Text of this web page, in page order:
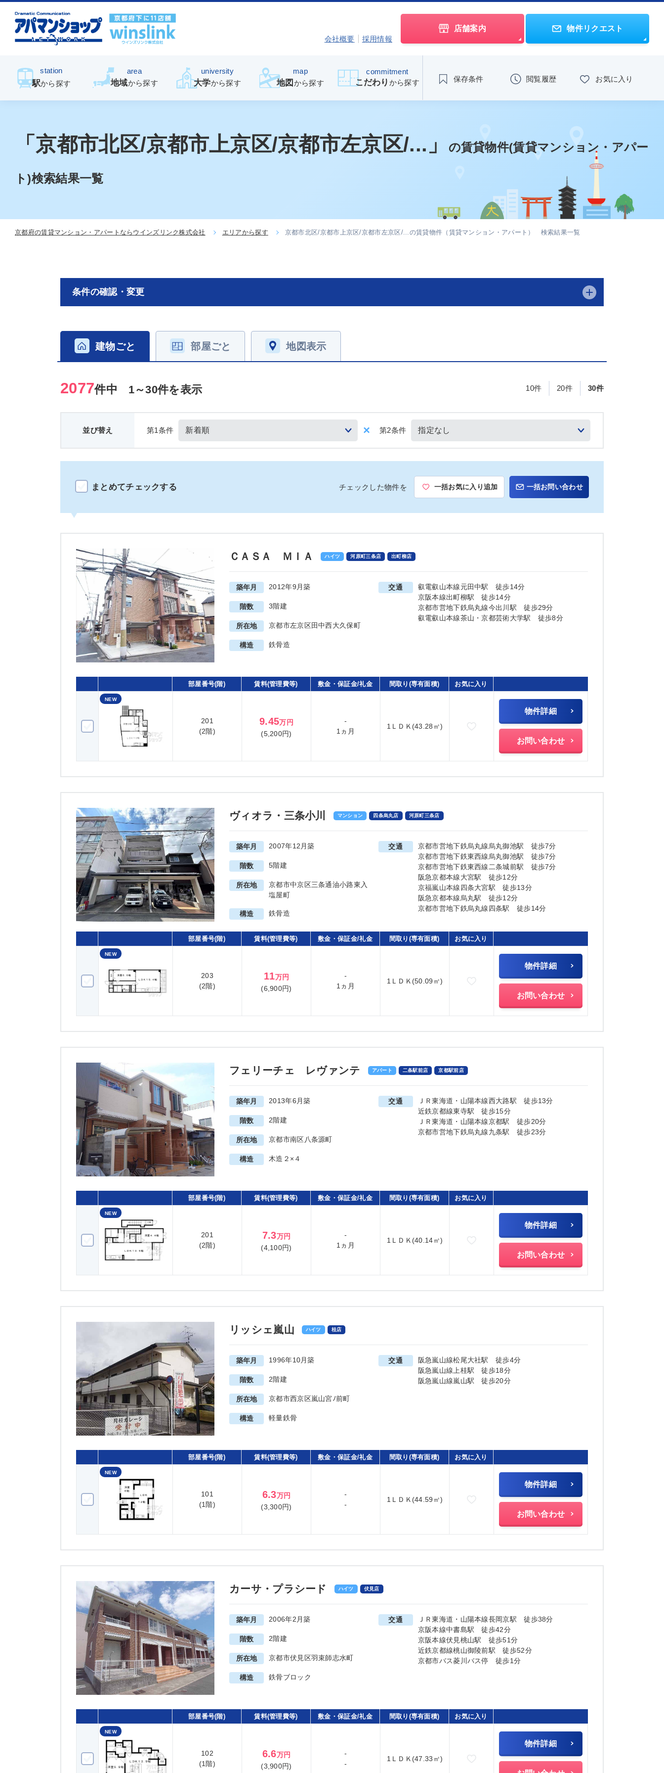
会社概要 採用情報
店舗案内 物件リクエスト
station
駅から探す
area
地域から探す
university
大学から探す
map
地図 から探す
commitment
こだわり から探す 保存条件 閲覧履歴 お気に入り
「京都市北区/京都市上京区/京都市左京区/...」 の賃貸物件(賃貸マンション・アパー
ト)検索結果一覧
京都府の賃貸マンション・アパートならウインズリンク株式会社 エリアから探す 京都市北区/京都市上京区/京都市左京区/...の賃貸物件（賃貸マンション・アパート） 検索結果一覧
条件の確認・変更
建物ごと 部屋ごと 地図表示
並び替え 第1条件 第2条件
2077件中 1～30件を表示 10件 20件 30件
まとめてチェックする チェックした物件を 一括お気に入り追加 一括お問い合わせ
ハイツ 河原町三条店 出町柳店
ＣＡＳＡ ＭＩＡ
築年月 2012年9月築
階数 3階建
所在地 京都市左京区田中西大久保町
構造 鉄骨造
交通
叡電叡山本線元田中駅 徒歩14分
京阪本線出町柳駅 徒歩14分
京都市営地下鉄烏丸線今出川駅 徒歩29分
叡電叡山本線茶山・京都芸術大学駅 徒歩8分
部屋番号(階) 賃料(管理費等) 敷金・保証金/礼金 間取り(専有面積) お気に入り
201(2階)
NEW
201
(2階)
9.45万円
(5,200円)
-
1ヵ月
1ＬＤＫ(43.28㎡) お気に入りに追加
物件詳細
お問い合わせ
マンション 四条烏丸店 河原町三条店
ヴィオラ・三条小川
築年月 2007年12月築
階数 5階建
所在地
京都市中京区三条通油小路東入
塩屋町
構造 鉄骨造
交通
京都市営地下鉄烏丸線烏丸御池駅 徒歩7分
京都市営地下鉄東西線烏丸御池駅 徒歩7分
京都市営地下鉄東西線二条城前駅 徒歩7分
阪急京都本線大宮駅 徒歩12分
京福嵐山本線四条大宮駅 徒歩13分
阪急京都本線烏丸駅 徒歩12分
京都市営地下鉄烏丸線四条駅 徒歩14分
部屋番号(階) 賃料(管理費等) 敷金・保証金/礼金 間取り(専有面積) お気に入り
203(2階)
NEW
203
(2階)
11万円
(6,900円)
-
1ヵ月
1ＬＤＫ(50.09㎡) お気に入りに追加
物件詳細
お問い合わせ
アパート 二条駅前店 京都駅前店
フェリーチェ レヴァンテ
築年月 2013年6月築
階数 2階建
所在地 京都市南区八条源町
構造 木造２×４
交通
ＪＲ東海道・山陽本線西大路駅 徒歩13分
近鉄京都線東寺駅 徒歩15分
ＪＲ東海道・山陽本線京都駅 徒歩20分
京都市営地下鉄烏丸線九条駅 徒歩23分
部屋番号(階) 賃料(管理費等) 敷金・保証金/礼金 間取り(専有面積) お気に入り
201(2階)
NEW
201
(2階)
7.3万円
(4,100円)
-
1ヵ月
1ＬＤＫ(40.14㎡) お気に入りに追加
物件詳細
お問い合わせ
ハイツ 桂店
リッシェ嵐山
築年月 1996年10月築
階数 2階建
所在地 京都市西京区嵐山宮ﾉ前町
構造 軽量鉄骨
交通
阪急嵐山線松尾大社駅 徒歩4分
阪急嵐山線上桂駅 徒歩18分
阪急嵐山線嵐山駅 徒歩20分
部屋番号(階) 賃料(管理費等) 敷金・保証金/礼金 間取り(専有面積) お気に入り
101(1階)
NEW
101
(1階)
6.3万円
(3,300円)
-
-
1ＬＤＫ(44.59㎡) お気に入りに追加
物件詳細
お問い合わせ
ハイツ 伏見店
カーサ・プラシード
築年月 2006年2月築
階数 2階建
所在地 京都市伏見区羽束師志水町
構造 鉄骨ブロック
交通
ＪＲ東海道・山陽本線長岡京駅 徒歩38分
京阪本線中書島駅 徒歩42分
京阪本線伏見桃山駅 徒歩51分
近鉄京都線桃山御陵前駅 徒歩52分
京都市バス菱川バス停 徒歩1分
部屋番号(階) 賃料(管理費等) 敷金・保証金/礼金 間取り(専有面積) お気に入り
102(1階)
NEW
102
(1階)
6.6万円
(3,900円)
-
-
1ＬＤＫ(47.33㎡) お気に入りに追加
物件詳細